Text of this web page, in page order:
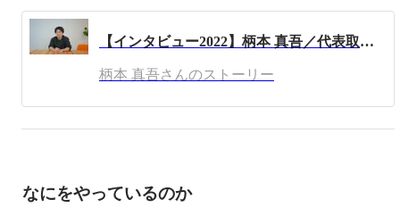
に従事。
ドリコムの再生のために転職をし、6年近く勤務。
仲間とMake it possible を実現するために起業。
趣味は大学専攻のガーデニング、香水、スポーツ全般。
【インタビュー2022】柄本 真吾／代表取締役CEO
柄本 真吾さんのストーリー
なにをやっているのか